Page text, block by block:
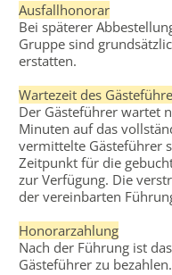
Ausfallhonorar
Bei späterer
Gruppe sind
erstatten.
Wartezeit des
Der Gästeführer wartet
Minuten auf das
vermittelte Gästeführer
Zeitpunkt für die
zur Verfügung. Die
der vereinbarten
Honorarzahlung
Nach der Führung ist
Gästeführer zu bezahlen.